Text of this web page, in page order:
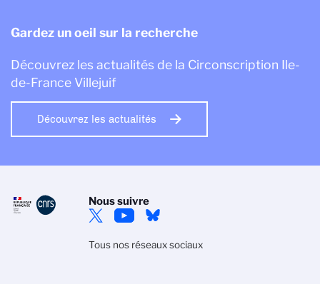
Gardez un oeil sur la recherche
Découvrez les actualités de la Circonscription Ile-
de-France Villejuif
Découvrez les actualités
Nous suivre
Tous nos réseaux sociaux